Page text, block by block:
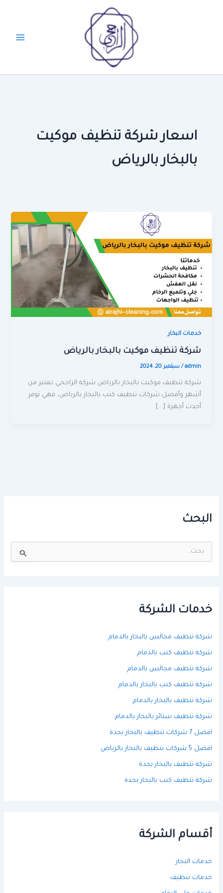
اسعار شركة تنظيف موكيت
بالبخار بالرياض
خدمات البخار
شركة تنظيف موكيت بالبخار بالرياض
admin
/سبتمبر 20, 2024
شركة تنظيف موكيت بالبخار بالرياض شركة الراجحي تعتبر من
أشهر وأفضل شركات تنظيف كنب بالبخار بالرياض، فهي توفر
أحدث أجهزة […]
البحث
ن
خدمات الشركة
شركة تنظيف مجالس بالبخار بالدمام
شركة تنظيف كنب بالدمام
شركة تنظيف مجالس بالدمام
شركة تنظيف كنب بالبخار بالدمام
شركة تنظيف بالبخار بالدمام
شركة تنظيف ستائر بالبخار بالدمام
افضل 7 شركات تنظيف بالبخار بجدة
افضل 5 شركات تنظيف بالبخار بالرياض
شركة تنظيف بالبخار بجدة
شركة تنظيف كنب بالبخار بجدة
أقسام الشركة
خدمات البخار
خدمات تنظيف